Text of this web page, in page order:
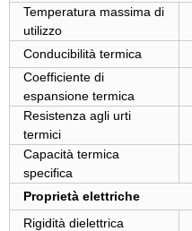
Temperatura massima di
utilizzo
Conducibilità termica
Coefficiente di
espansione termica
Resistenza agli urti
termici
Capacità termica
specifica
Proprietà elettriche
Rigidità dielettrica